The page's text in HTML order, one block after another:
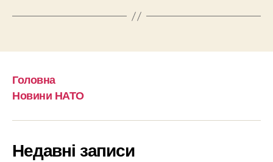
Головна
Новини НАТО
Недавні записи